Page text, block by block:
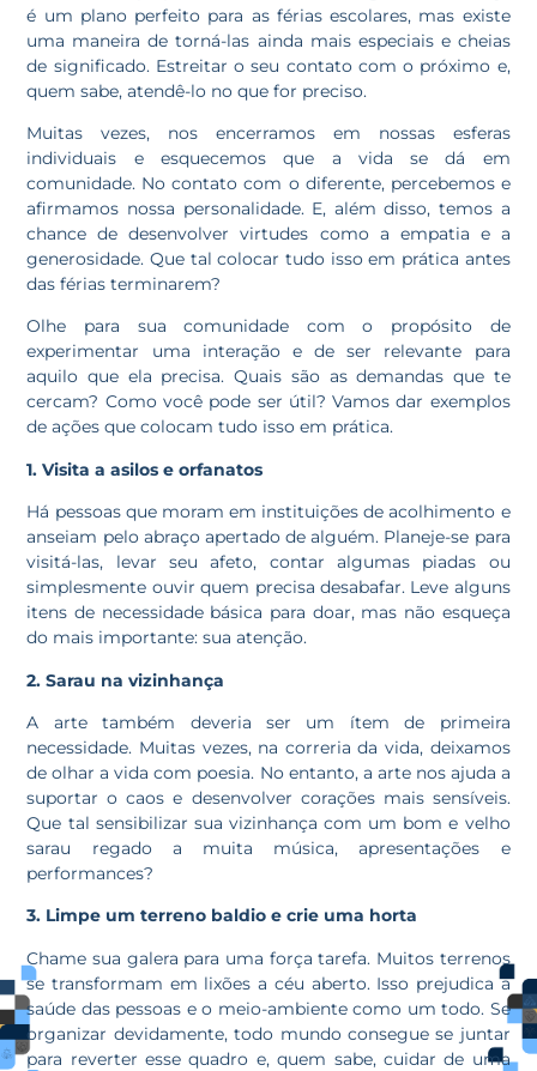
é um plano perfeito para as férias escolares, mas existe
uma maneira de torná-las ainda mais especiais e cheias
de significado. Estreitar o seu contato com o próximo e,
quem sabe, atendê-lo no que for preciso.
Muitas vezes, nos encerramos em nossas esferas
individuais e esquecemos que a vida se dá em
comunidade. No contato com o diferente, percebemos e
afirmamos nossa personalidade. E, além disso, temos a
chance de desenvolver virtudes como a empatia e a
generosidade. Que tal colocar tudo isso em prática antes
das férias terminarem?
Olhe para sua comunidade com o propósito de
experimentar uma interação e de ser relevante para
aquilo que ela precisa. Quais são as demandas que te
cercam? Como você pode ser útil? Vamos dar exemplos
de ações que colocam tudo isso em prática.
1. Visita a asilos e orfanatos
Há pessoas que moram em instituições de acolhimento e
anseiam pelo abraço apertado de alguém. Planeje-se para
visitá-las, levar seu afeto, contar algumas piadas ou
simplesmente ouvir quem precisa desabafar. Leve alguns
itens de necessidade básica para doar, mas não esqueça
do mais importante: sua atenção.
2. Sarau na vizinhança
A arte também deveria ser um ítem de primeira
necessidade. Muitas vezes, na correria da vida, deixamos
de olhar a vida com poesia. No entanto, a arte nos ajuda a
suportar o caos e desenvolver corações mais sensíveis.
Que tal sensibilizar sua vizinhança com um bom e velho
sarau regado a muita música, apresentações e
performances?
3. Limpe um terreno baldio e crie uma horta
Chame sua galera para uma força tarefa. Muitos terrenos
se transformam em lixões a céu aberto. Isso prejudica a
saúde das pessoas e o meio-ambiente como um todo. Se
organizar devidamente, todo mundo consegue se juntar
para reverter esse quadro e, quem sabe, cuidar de uma